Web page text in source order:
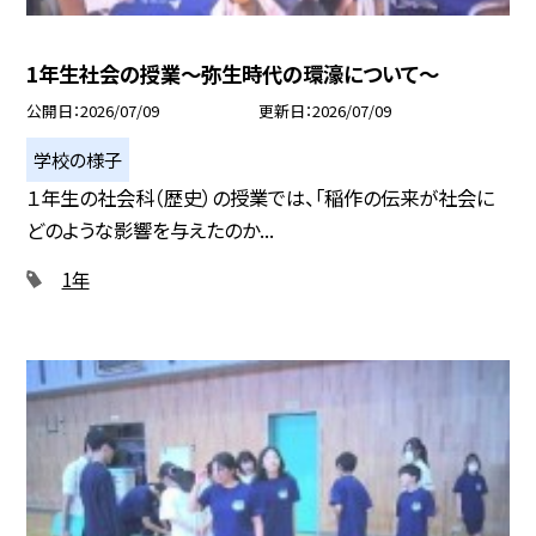
1年生社会の授業～弥生時代の環濠について～
公開日 2026/07/09 更新日 2026/07/09
学校の様子
１年生の社会科（歴史）の授業では、「稲作の伝来が社会に
どのような影響を与えたのか...
1年